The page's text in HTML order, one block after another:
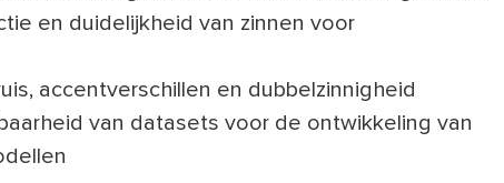
en duidelijkheid van zinnen voor
accentverschillen en dubbelzinnigheid
van datasets voor de ontwikkeling van